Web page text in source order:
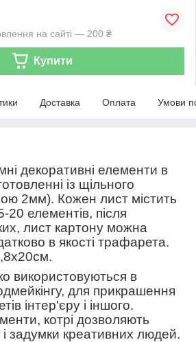
на сайті — 200 ₴
Купити
Доставка Оплата Умови
декоративні елементи в
із щільного
2мм). Кожен лист містить
елементів, після
лист картону можна
в якості трафарета.
використовуються в
для прикрашення
інтер'єру і іншого.
котрі дозволяють
і задумки креативних людей.